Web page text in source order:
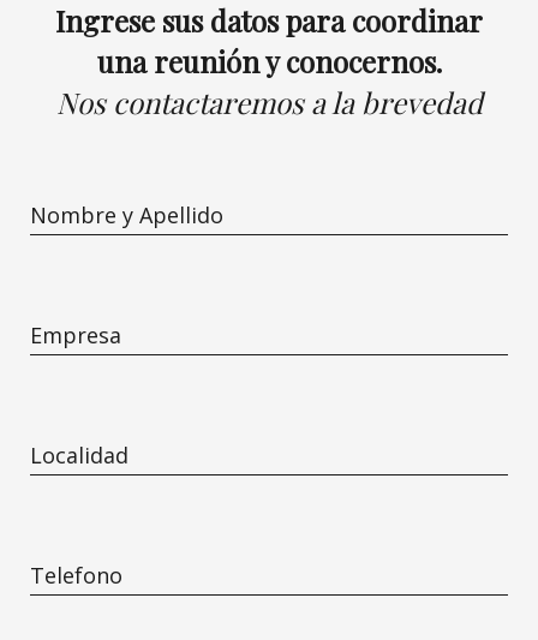
Ingrese sus datos para coordinar
una reunión y conocernos.
Nos contactaremos a la brevedad